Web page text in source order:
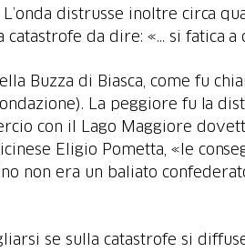
distrusse inoltre circa
da dire: «… si fatica
Buzza di Biasca, come fu
La peggiore fu la
con il Lago Maggiore
Eligio Pometta, «le
non era un baliato
se sulla catastrofe si